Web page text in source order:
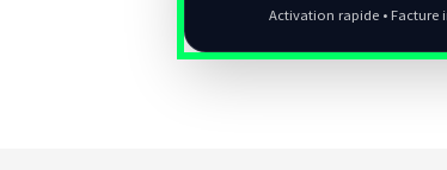
Activation rapide • Facture